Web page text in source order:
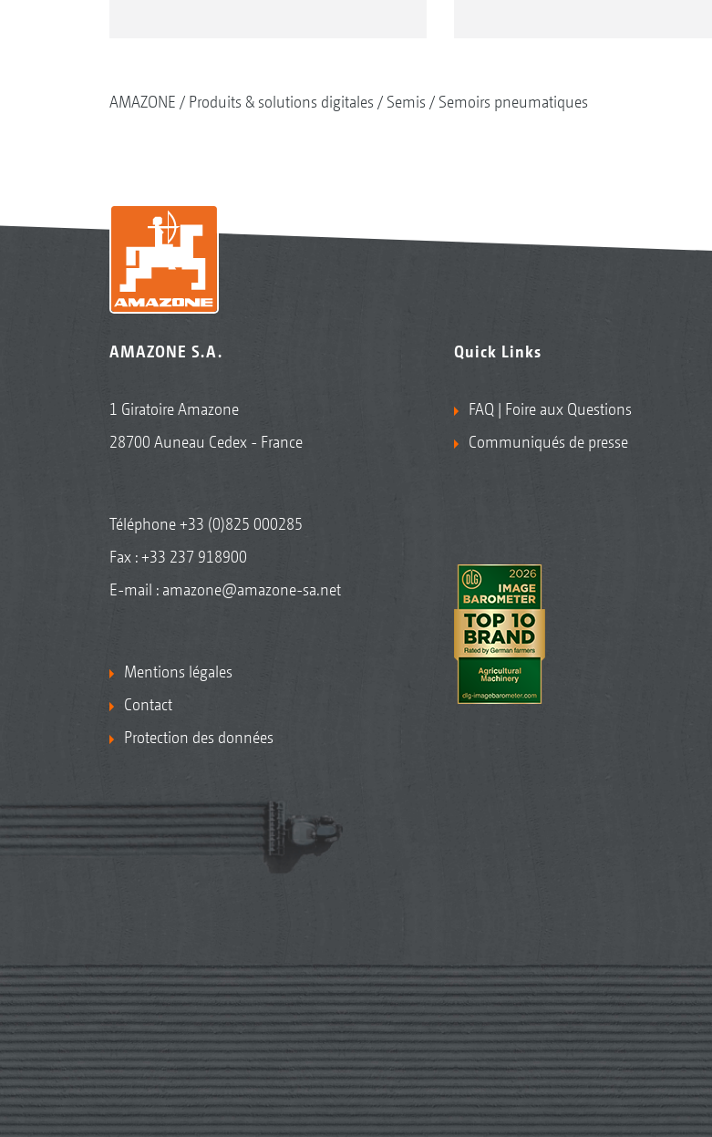
AMAZONE Produits & solutions digitales Semis Semoirs pneumatiques
AMAZONE S.A.
1 Giratoire Amazone
28700 Auneau Cedex - France
Téléphone+33 (0)825 000285
Fax : +33 237 918900
E-mail : amazone@amazone-sa.net
Mentions légales
Contact
Protection des données
Quick Links
FAQ | Foire aux Questions
Communiqués de presse